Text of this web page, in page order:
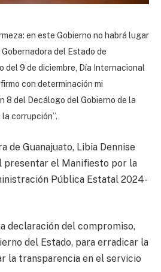
en este Gobierno no habrá lugar
del Estado de
del 9 de diciembre, Día Internacional
con determinación mi
8 del Decálogo del Gobierno de la
corrupción”.
de Guanajuato, Libia Dennise
presentar el Manifiesto por la
Pública Estatal 2024-
declaración del compromiso,
del Estado, para erradicar la
la transparencia en el servicio